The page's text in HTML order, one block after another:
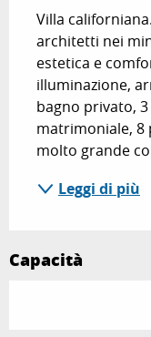
Villa
architetti nei
estetica e
illuminazione,
bagno privato,
matrimoniale, 8
molto grande
Leggi di più
Capacità